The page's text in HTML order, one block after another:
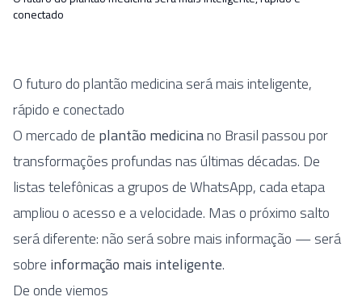
conectado
O futuro do plantão medicina será mais inteligente,
rápido e conectado
O mercado de plantão medicinano Brasil passou por
transformações profundas nas últimas décadas. De
listas telefônicas a grupos de WhatsApp, cada etapa
ampliou o acesso e a velocidade. Mas o próximo salto
será diferente: não será sobre mais informação — será
sobre informação mais inteligente.
De onde viemos